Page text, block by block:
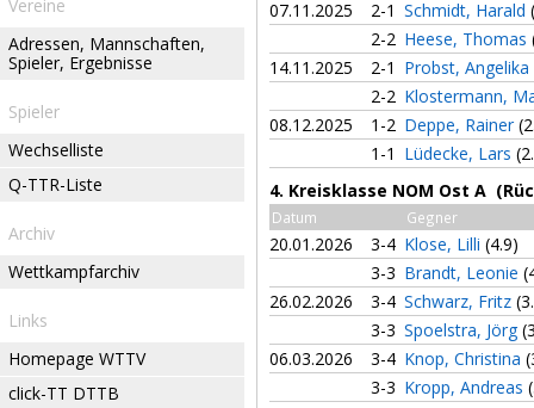
Vereine
Adressen, Mannschaften,
Spieler, Ergebnisse
Spieler
Wechselliste
Q-TTR-Liste
Archiv
Wettkampfarchiv
Links
Homepage WTTV
click-TT DTTB
07.11.2025
2-1 Schmidt, Harald
2-2 Heese, Thomas
14.11.2025
2-1 Probst, Angelika
2-2 Klostermann,
08.12.2025
1-2 Deppe, Rainer
1-1 Lüdecke, Lars
4. Kreisklasse NOM Ost A
Datum Gegner
20.01.2026 3-4 Klose, Lilli (4.9)
3-3 Brandt, Leonie
26.02.2026
3-4 Schwarz, Fritz
3-3 Spoelstra, Jörg
06.03.2026
3-4 Knop, Christina
3-3 Kropp, Andreas